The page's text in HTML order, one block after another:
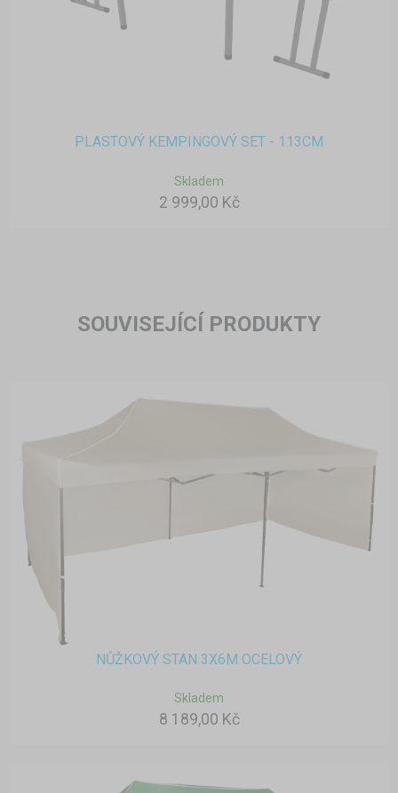
PLASTOVÝ KEMPINGOVÝ SET - 113CM
Skladem
2 999,00 Kč
SOUVISEJÍCÍ PRODUKTY
NŮŽKOVÝ STAN 3X6M OCELOVÝ
Skladem
8 189,00 Kč